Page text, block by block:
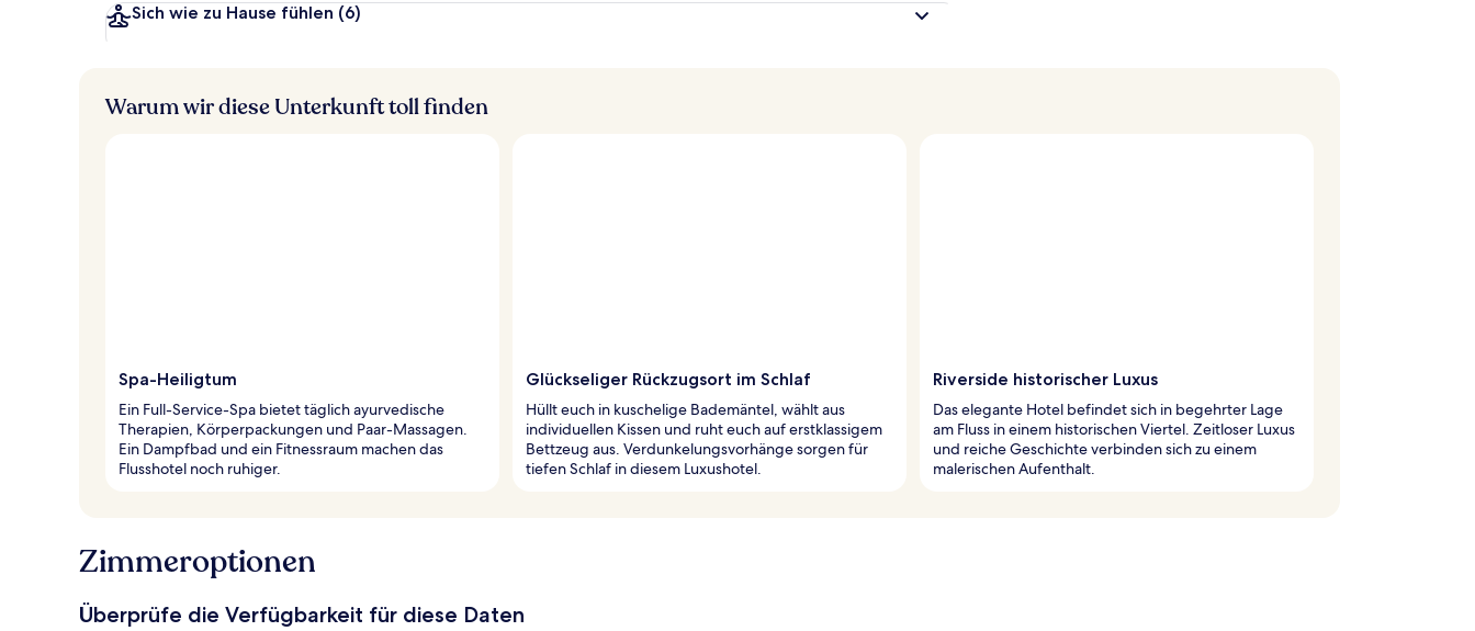
Sich wie zu Hause fühlen (6)
Warum wir diese Unterkunft toll finden
Spa-Heiligtum
Ein Full-Service-Spa bietet täglich ayurvedische
Therapien, Körperpackungen und Paar-Massagen.
Ein Dampfbad und ein Fitnessraum machen das
Flusshotel noch ruhiger.
Glückseliger Rückzugsort im Schlaf
Hüllt euch in kuschelige Bademäntel, wählt aus
individuellen Kissen und ruht euch auf erstklassigem
Bettzeug aus. Verdunkelungsvorhänge sorgen für
tiefen Schlaf in diesem Luxushotel.
Riverside historischer Luxus
Das elegante Hotel befindet sich in begehrter Lage
am Fluss in einem historischen Viertel. Zeitloser Luxus
und reiche Geschichte verbinden sich zu einem
malerischen Aufenthalt.
Zimmeroptionen
Überprüfe die Verfügbarkeit für diese Daten